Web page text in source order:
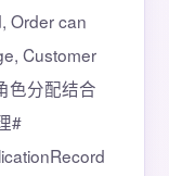
Order can
Customer
色分配结合
#